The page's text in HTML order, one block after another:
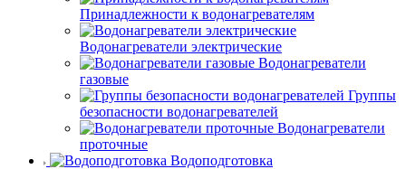
Принадлежности к водонагревателям
Водонагреватели электрические
Водонагреватели
газовые
Группы
безопасности водонагревателей
Водонагреватели
проточные
Водоподготовка